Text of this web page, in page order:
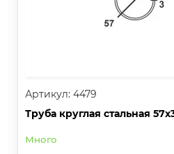
Артикул: 4479
Труба круглая стальная
Много